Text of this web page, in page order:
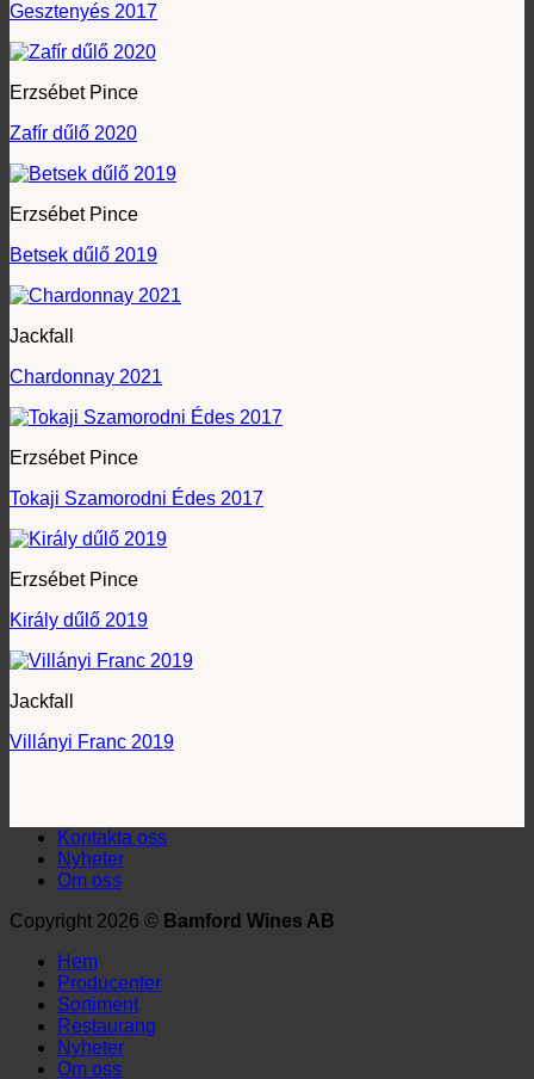
Gesztenyés 2017
Erzsébet Pince
Zafír dűlő 2020
Erzsébet Pince
Betsek dűlő 2019
Jackfall
Chardonnay 2021
Erzsébet Pince
Tokaji Szamorodni Édes 2017
Erzsébet Pince
Király dűlő 2019
Jackfall
Villányi Franc 2019
Kontakta oss
Nyheter
Om oss
Copyright 2026 © Bamford Wines AB
Hem
Producenter
Sortiment
Restaurang
Nyheter
Om oss